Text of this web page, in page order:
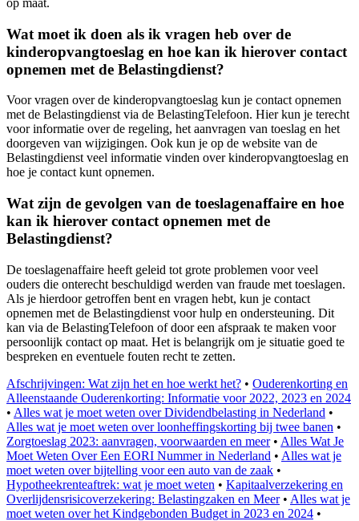
op maat.
Wat moet ik doen als ik vragen heb over de
kinderopvangtoeslag en hoe kan ik hierover contact
opnemen met de Belastingdienst?
Voor vragen over de kinderopvangtoeslag kun je contact opnemen
met de Belastingdienst via de BelastingTelefoon. Hier kun je terecht
voor informatie over de regeling, het aanvragen van toeslag en het
doorgeven van wijzigingen. Ook kun je op de website van de
Belastingdienst veel informatie vinden over kinderopvangtoeslag en
hoe je contact kunt opnemen.
Wat zijn de gevolgen van de toeslagenaffaire en hoe
kan ik hierover contact opnemen met de
Belastingdienst?
De toeslagenaffaire heeft geleid tot grote problemen voor veel
ouders die onterecht beschuldigd werden van fraude met toeslagen.
Als je hierdoor getroffen bent en vragen hebt, kun je contact
opnemen met de Belastingdienst voor hulp en ondersteuning. Dit
kan via de BelastingTelefoon of door een afspraak te maken voor
persoonlijk contact op maat. Het is belangrijk om je situatie goed te
bespreken en eventuele fouten recht te zetten.
Afschrijvingen: Wat zijn het en hoe werkt het? • Ouderenkorting en
Alleenstaande Ouderenkorting: Informatie voor 2022, 2023 en 2024
• Alles wat je moet weten over Dividendbelasting in Nederland •
Alles wat je moet weten over loonheffingskorting bij twee banen •
Zorgtoeslag 2023: aanvragen, voorwaarden en meer• Alles Wat Je
Moet Weten Over Een EORI Nummer in Nederland • Alles wat je
moet weten over bijtelling voor een auto van de zaak •
Hypotheekrenteaftrek: wat je moet weten • Kapitaalverzekering en
Overlijdensrisicoverzekering: Belastingzaken en Meer• Alles wat je
moet weten over het Kindgebonden Budget in 2023 en 2024 •